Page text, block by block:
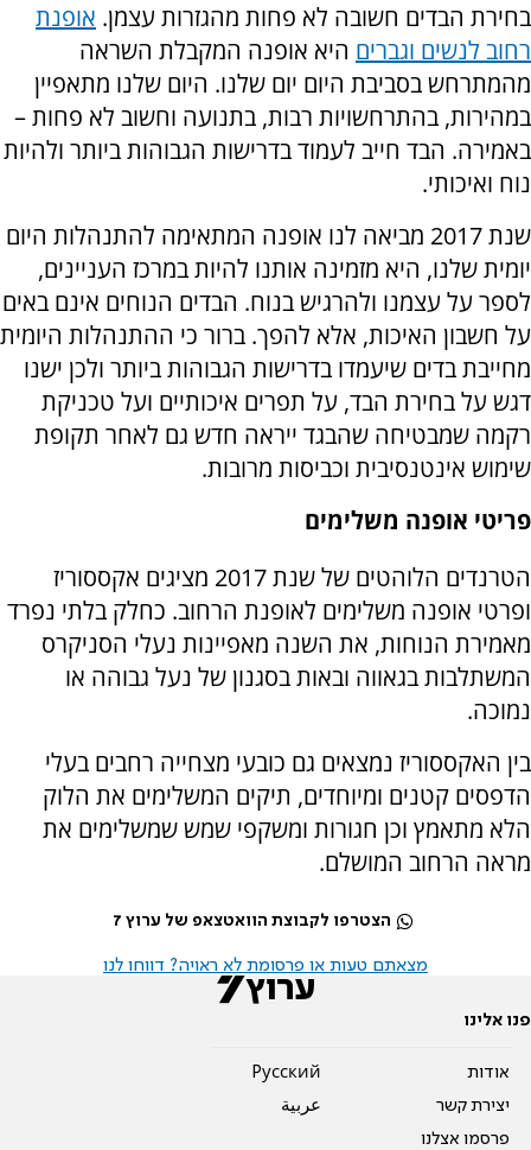
בחירת הבדים חשובה לא פחות מהגזרות עצמן. אופנת
רחוב לנשים וגברים היא אופנה המקבלת השראה
מהמתרחש בסביבת היום יום שלנו. היום שלנו מתאפיין
במהירות, בהתרחשויות רבות, בתנועה וחשוב לא פחות –
באמירה. הבד חייב לעמוד בדרישות הגבוהות ביותר ולהיות
נוח ואיכותי.
שנת 2017 מביאה לנו אופנה המתאימה להתנהלות היום
יומית שלנו, היא מזמינה אותנו להיות במרכז העניינים,
לספר על עצמנו ולהרגיש בנוח. הבדים הנוחים אינם באים
על חשבון האיכות, אלא להפך. ברור כי ההתנהלות היומית
מחייבת בדים שיעמדו בדרישות הגבוהות ביותר ולכן ישנו
דגש על בחירת הבד, על תפרים איכותיים ועל טכניקת
רקמה שמבטיחה שהבגד ייראה חדש גם לאחר תקופת
שימוש אינטנסיבית וכביסות מרובות.
פריטי אופנה משלימים
הטרנדים הלוהטים של שנת 2017 מציגים אקססוריז
ופרטי אופנה משלימים לאופנת הרחוב. כחלק בלתי נפרד
מאמירת הנוחות, את השנה מאפיינות נעלי הסניקרס
המשתלבות בגאווה ובאות בסגנון של נעל גבוהה או
נמוכה.
בין האקססוריז נמצאים גם כובעי מצחייה רחבים בעלי
הדפסים קטנים ומיוחדים, תיקים המשלימים את הלוק
הלא מתאמץ וכן חגורות ומשקפי שמש שמשלימים את
מראה הרחוב המושלם.
הצטרפו לקבוצת הוואטצאפ של ערוץ 7
מצאתם טעות או פרסומת לא ראויה? דווחו לנו
פנו אלינו
אודות
יצירת קשר
פרסמו אצלנו
Pусский
عربية